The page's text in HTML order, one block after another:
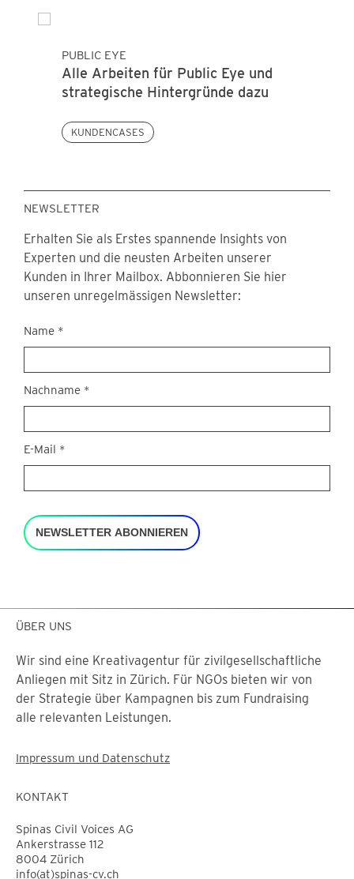
PUBLIC EYE
Alle Arbeiten für Public Eye und
strategische Hintergründe dazu
KUNDENCASES
NEWSLETTER
Erhalten Sie als Erstes spannende Insights von
Experten und die neusten Arbeiten unserer
Kunden in Ihrer Mailbox. Abbonnieren Sie hier
unseren unregelmässigen Newsletter:
Newsletter
Name *
Nachname *
E-Mail *
NEWSLETTER ABONNIEREN
ÜBER UNS
Wir sind eine Kreativagentur für zivilgesellschaftliche
Anliegen mit Sitz in Zürich. Für NGOs bieten wir von
der Strategie über Kampagnen bis zum Fundraising
alle relevanten Leistungen.
Impressum und Datenschutz
KONTAKT
Spinas Civil Voices AG
Ankerstrasse 112
8004 Zürich
info(at)spinas-cv.ch